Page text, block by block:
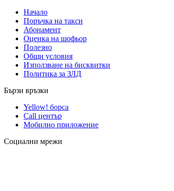
Начало
Поръчка на такси
Абонамент
Оценка на шофьор
Полезно
Общи условия
Използване на бисквитки
Политика за ЗЛД
Бързи връзки
Yellow! борса
Call център
Мобилно приложение
Социални мрежи